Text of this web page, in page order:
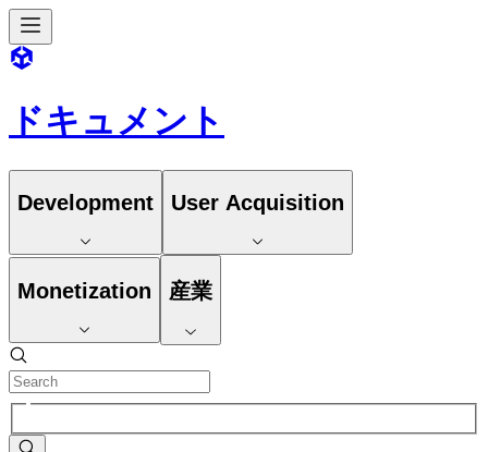
ドキュメント
Development User Acquisition
Monetization 産業